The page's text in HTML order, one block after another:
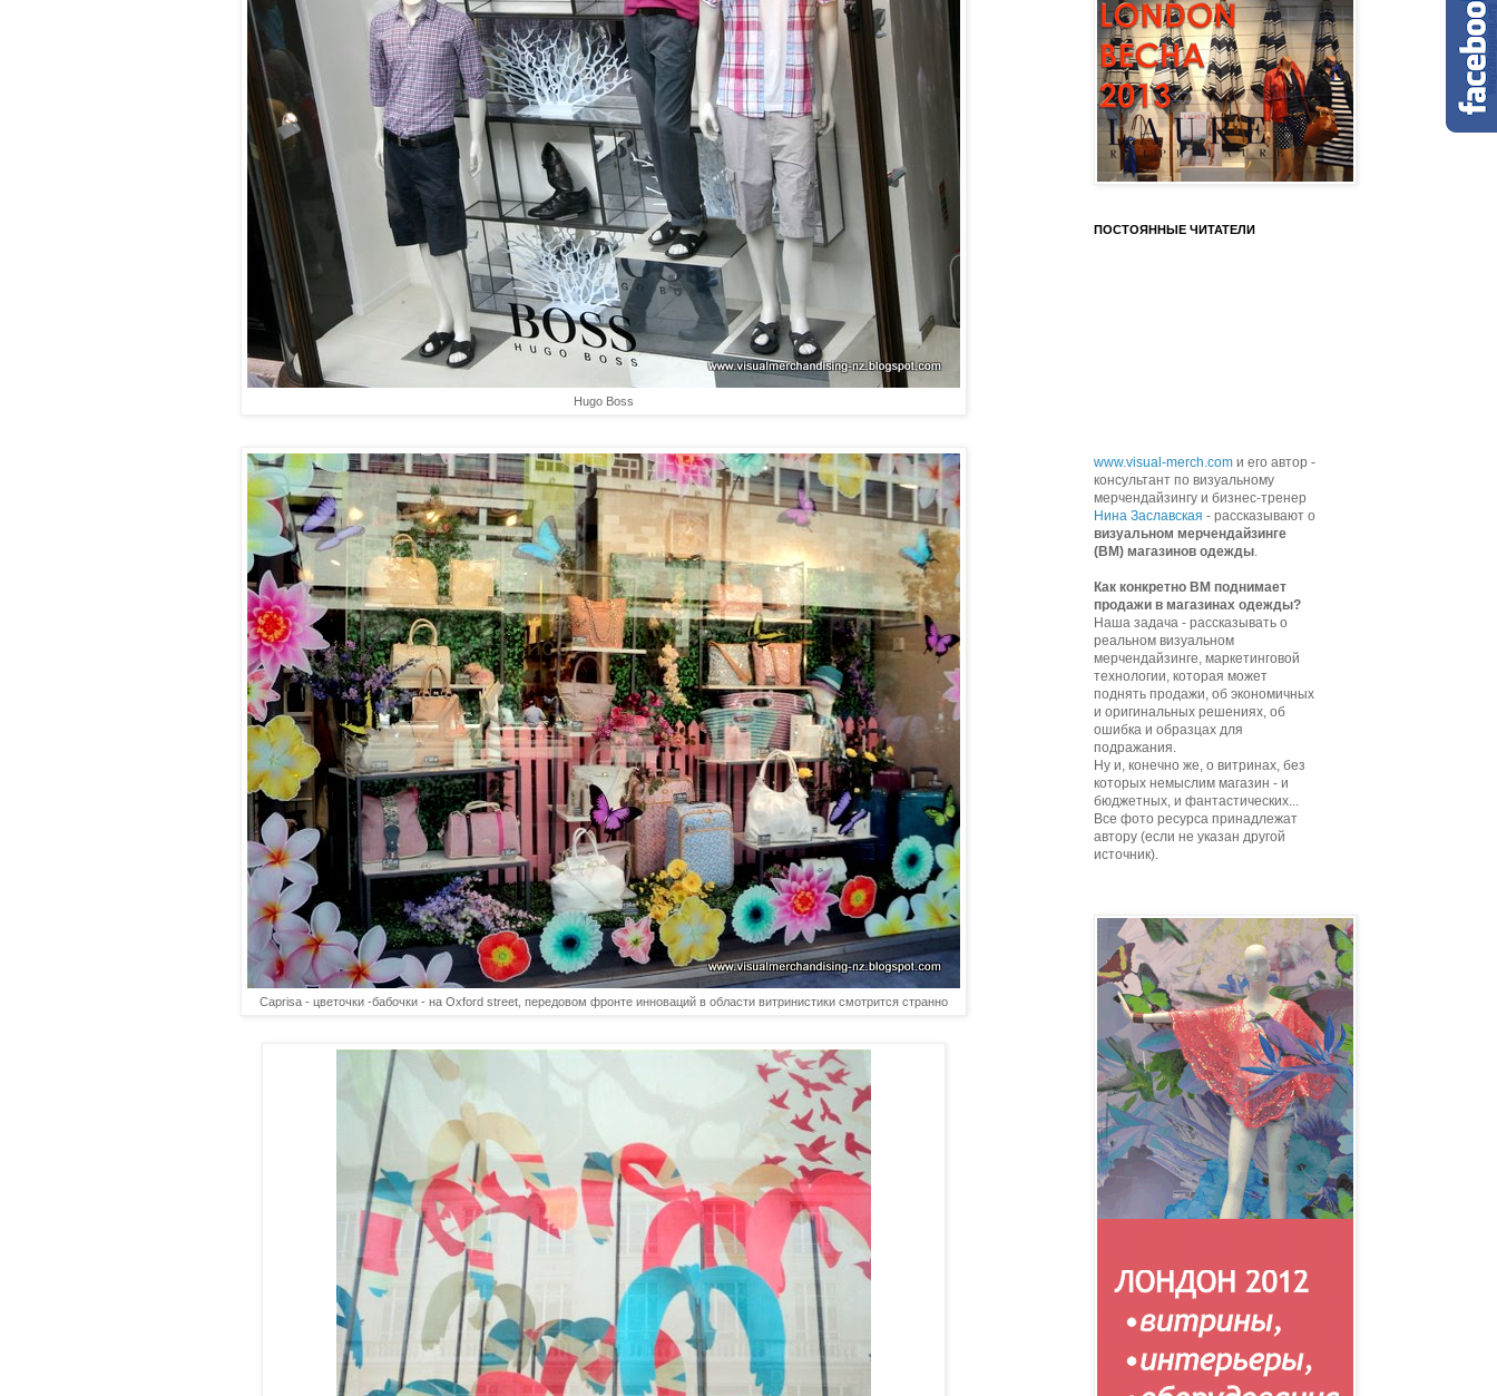
Hugo Boss
Caprisa - цветочки -бабочки - на Oxford street, передовом фронте инноваций в области витринистики смотрится странно
ПОСТОЯННЫЕ ЧИТАТЕЛИ
www.visual-merch.com и его автор -
консультант по визуальному
мерчендайзингу и бизнес-тренер
Нина Заславская - рассказывают о
визуальном мерчендайзинге
(ВМ) магазинов одежды.
Как конкретно ВМ поднимает
продажи в магазинах одежды?
Наша задача - рассказывать о
реальном визуальном
мерчендайзинге, маркетинговой
технологии, которая может
поднять продажи, об экономичных
и оригинальных решениях, об
ошибка и образцах для
подражания.
Ну и, конечно же, о витринах, без
которых немыслим магазин - и
бюджетных, и фантастических...
Все фото ресурса принадлежат
автору (если не указан другой
источник).